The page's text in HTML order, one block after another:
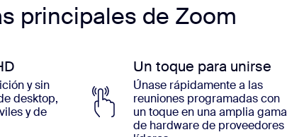
principales de Zoom
y sin
desktop,
y de
Un toque para unirse
Únase rápidamente a las
reuniones programadas con
un toque en una amplia gama
de hardware de proveedores